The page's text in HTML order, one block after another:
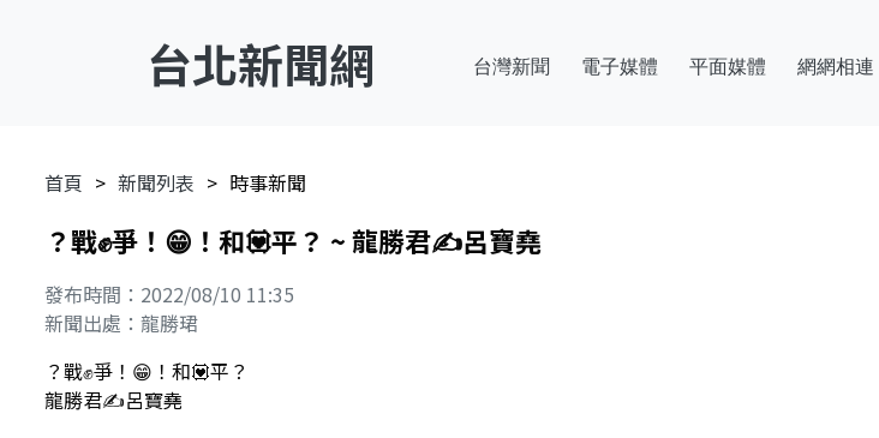
台北新聞網 台灣新聞 電子媒體 平面媒體 網網相連
首頁 新聞列表 時事新聞
？戰✊爭！😁！和💟平？ ~ 龍勝君✍️呂寶堯
發布時間：2022/08/10 11:35
新聞出處：龍勝珺
？戰✊爭！😁！和💟平？
龍勝君✍️呂寶堯